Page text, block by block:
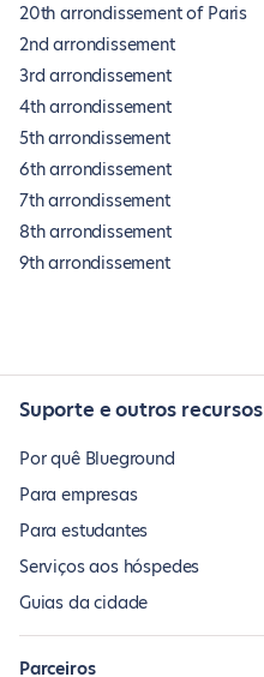
20th arrondissement of Paris
2nd arrondissement
3rd arrondissement
4th arrondissement
5th arrondissement
6th arrondissement
7th arrondissement
8th arrondissement
9th arrondissement
Suporte e outros recursos
Por quê Blueground
Para empresas
Para estudantes
Serviços aos hóspedes
Guias da cidade
Parceiros